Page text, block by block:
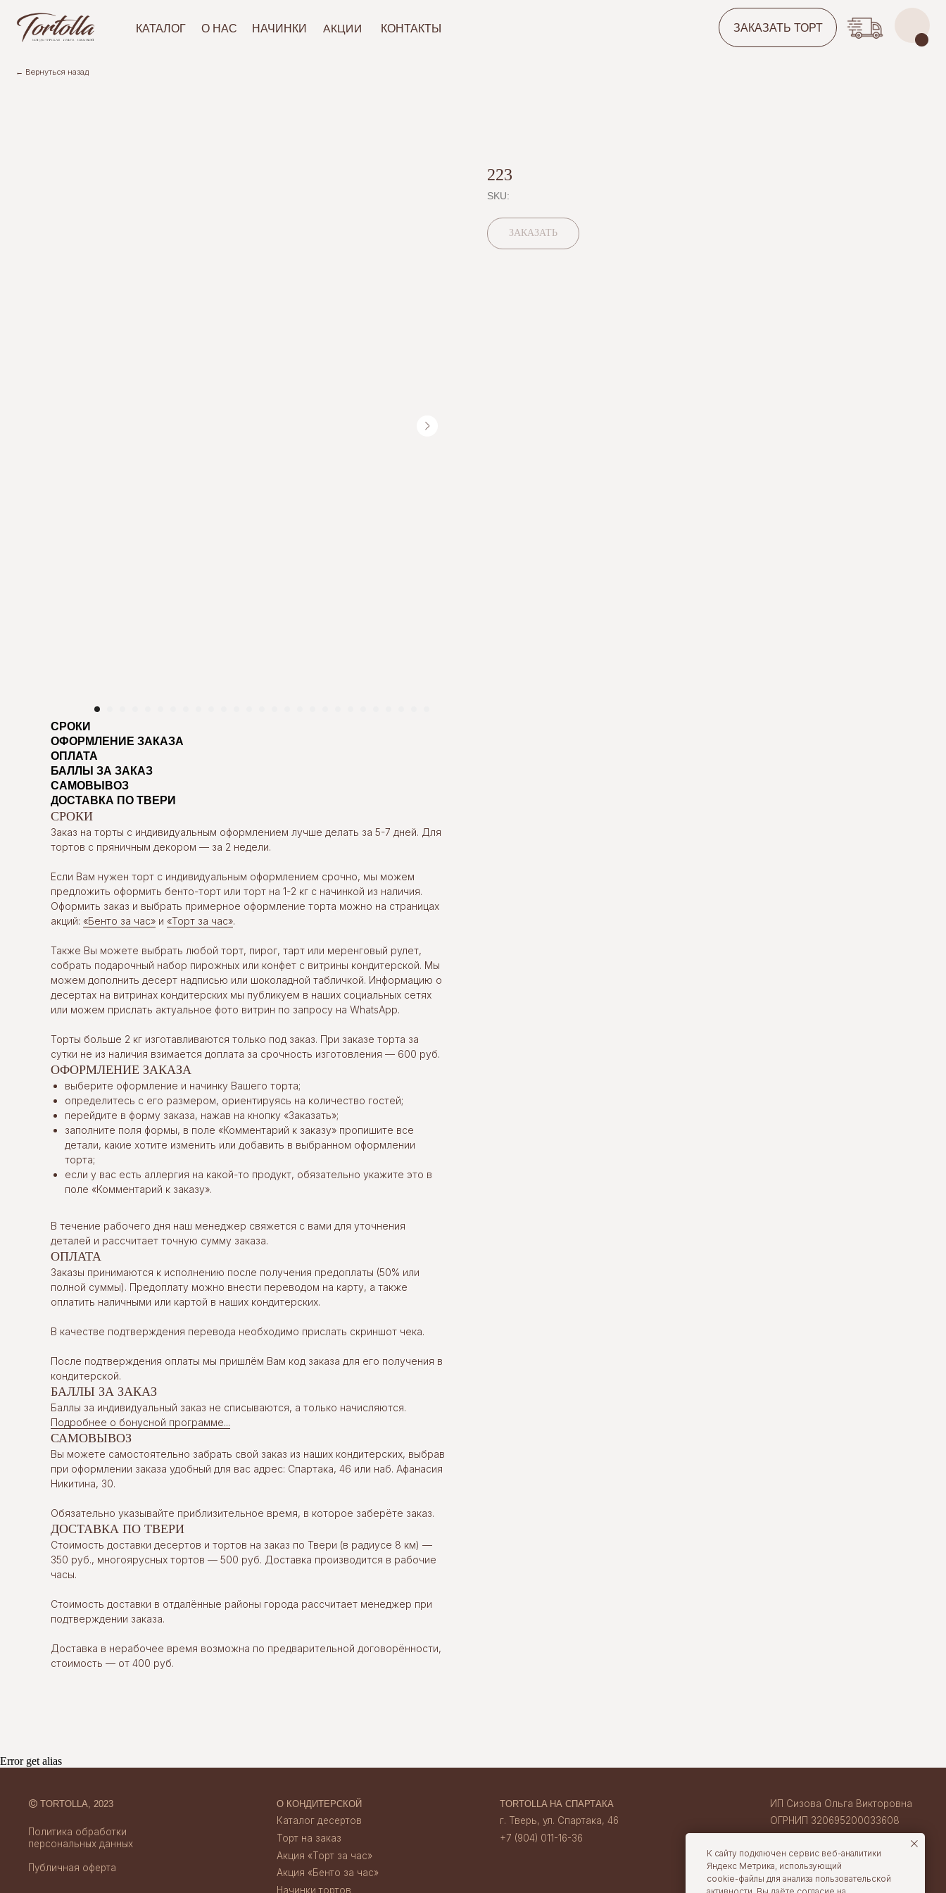
КАТАЛОГ О НАС НАЧИНКИ АКЦИИ КОНТАКТЫ ЗАКАЗАТЬ ТОРТ
223
SKU:
ЗАКАЗАТЬ
СРОКИ
ОФОРМЛЕНИЕ ЗАКАЗА
ОПЛАТА
БАЛЛЫ ЗА ЗАКАЗ
САМОВЫВОЗ
ДОСТАВКА ПО ТВЕРИ
СРОКИ
Заказ на торты с индивидуальным оформлением лучше делать за 5-7 дней. Для
тортов с пряничным декором — за 2 недели.
Если Вам нужен торт с индивидуальным оформлением срочно, мы можем
предложить оформить бенто-торт или торт на 1-2 кг с начинкой из наличия.
Оформить заказ и выбрать примерное оформление торта можно на страницах
акций: «Бенто за час» и «Торт за час».
Также Вы можете выбрать любой торт, пирог, тарт или меренговый рулет,
собрать подарочный набор пирожных или конфет с витрины кондитерской. Мы
можем дополнить десерт надписью или шоколадной табличкой. Информацию о
десертах на витринах кондитерских мы публикуем в наших социальных сетях
или можем прислать актуальное фото витрин по запросу на WhatsApp.
Торты больше 2 кг изготавливаются только под заказ. При заказе торта за
сутки не из наличия взимается доплата за срочность изготовления — 600 руб.
ОФОРМЛЕНИЕ ЗАКАЗА
выберите оформление и начинку Вашего торта;
определитесь с его размером, ориентируясь на количество гостей;
перейдите в форму заказа, нажав на кнопку «Заказать»;
заполните поля формы, в поле «Комментарий к заказу» пропишите все
детали, какие хотите изменить или добавить в выбранном оформлении
торта;
если у вас есть аллергия на какой-то продукт, обязательно укажите это в
поле «Комментарий к заказу».
В течение рабочего дня наш менеджер свяжется с вами для уточнения
деталей и рассчитает точную сумму заказа.
ОПЛАТА
Заказы принимаются к исполнению после получения предоплаты (50% или
полной суммы). Предоплату можно внести переводом на карту, а также
оплатить наличными или картой в наших кондитерских.
В качестве подтверждения перевода необходимо прислать скриншот чека.
После подтверждения оплаты мы пришлём Вам код заказа для его получения в
кондитерской.
БАЛЛЫ ЗА ЗАКАЗ
Баллы за индивидуальный заказ не списываются, а только начисляются.
Подробнее о бонусной программе...
САМОВЫВОЗ
Вы можете самостоятельно забрать свой заказ из наших кондитерских, выбрав
при оформлении заказа удобный для вас адрес: Спартака, 46 или наб. Афанасия
Никитина, 30.
Обязательно указывайте приблизительное время, в которое заберёте заказ.
ДОСТАВКА ПО ТВЕРИ
Стоимость доставки десертов и тортов на заказ по Твери (в радиусе 8 км) —
350 руб., многоярусных тортов — 500 руб. Доставка производится в рабочие
часы.
Стоимость доставки в отдалённые районы города рассчитает менеджер при
подтверждении заказа.
Доставка в нерабочее время возможна по предварительной договорённости,
стоимость — от 400 руб.
Error get alias
К сайту подключен сервис веб-аналитики
Яндекс Метрика, использующий
cookie-файлы для анализа пользовательской
TORTOLLA, 2023
персональных данных
Публичная оферта
О КОНДИТЕРСКОЙ
Акция «Торт за час»‎